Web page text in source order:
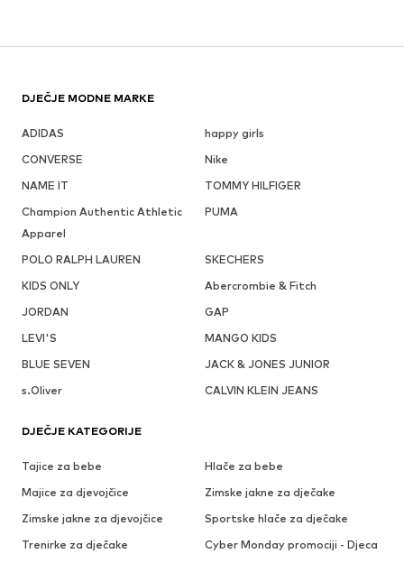
DJEČJE MODNE MARKE
ADIDAS
happy girls
CONVERSE
Nike
NAME IT
TOMMY HILFIGER
Champion Authentic Athletic
Apparel
PUMA
POLO RALPH LAUREN
SKECHERS
KIDS ONLY
Abercrombie & Fitch
JORDAN
GAP
LEVI'S
MANGO KIDS
BLUE SEVEN
JACK & JONES JUNIOR
s.Oliver
CALVIN KLEIN JEANS
DJEČJE KATEGORIJE
Tajice za bebe
Hlače za bebe
Majice za djevojčice
Zimske jakne za dječake
Zimske jakne za djevojčice
Sportske hlače za dječake
Trenirke za dječake
Cyber Monday promociji - Djeca